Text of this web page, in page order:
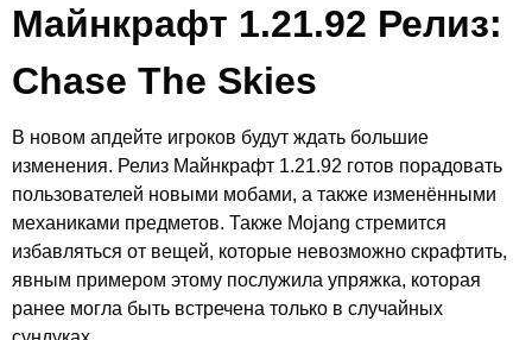
Майнкрафт 1.21.92 Релиз:
Chase The Skies
В новом апдейте игроков будут ждать большие
изменения. Релиз Майнкрафт 1.21.92 готов порадовать
пользователей новыми мобами, а также изменёнными
механиками предметов. Также Mojang стремится
избавляться от вещей, которые невозможно скрафтить,
явным примером этому послужила упряжка, которая
ранее могла быть встречена только в случайных